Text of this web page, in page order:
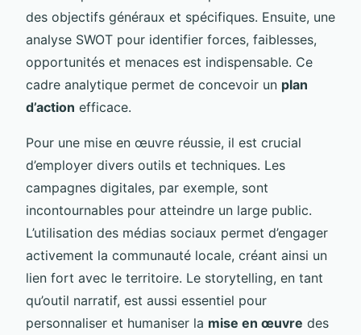
des objectifs généraux et spécifiques. Ensuite, une
analyse SWOT pour identifier forces, faiblesses,
opportunités et menaces est indispensable. Ce
cadre analytique permet de concevoir un plan
d’action efficace.
Pour une mise en œuvre réussie, il est crucial
d’employer divers outils et techniques. Les
campagnes digitales, par exemple, sont
incontournables pour atteindre un large public.
L’utilisation des médias sociaux permet d’engager
activement la communauté locale, créant ainsi un
lien fort avec le territoire. Le storytelling, en tant
qu’outil narratif, est aussi essentiel pour
personnaliser et humaniser la mise en œuvre des